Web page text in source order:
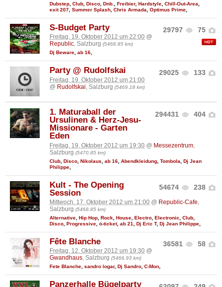
Dubstep Club Disco Dnb. Freibier, Hardstyle Chill-Out-Area
exit 207 Summer Splash Chris Armada Optimus Prime
29797 75
S-Budget Party
Freitag, 19. Oktober 2012 um 22:00 @
Republic, Salzburg (5468.85 km)
Dj Beware ab 16
29025 133
Party @ Rudolfskai
Freitag, 19. Oktober 2012 um 21:00
@ Rudolfskai , Salzburg (5469.18 km)
294431 404
1. Maturaball der
Ursulinen & Herz-Jesu-
Missionare - Garten
Eden
Freitag, 19. Oktober 2012 um 19:30 @ Messezentrum
Salzburg (5470.85 km)
Club Disco Nikolaus ab 16 Abendkleidung Tombola
Dj Jean
Philippe
54674 238
Kult - The Opening
Session
Mittwoch, 17. Oktober 2012 um 21:00 @ Republic-Cafe,
Salzburg (5468.85 km)
Alternative Hip Hop Rock House Electro Electronic Club
Disco Progressive ö-ticket, ab 21 Dj Eric T, Dj Jean Philippe
36581 58
Fête Blanche
Freitag, 12. Oktober 2012 um 19:30 @
Gwandhaus, Salzburg (5466.93 km)
Fete Blanche, sandro logar, Dj Sandro, C-Mon,
Panzerhalle Bügelparty